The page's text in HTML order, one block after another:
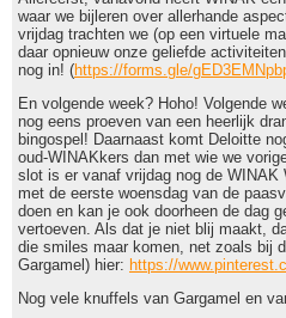
waar we bijleren over allerhande
vrijdag trachten we (op een virtuele
daar opnieuw onze geliefde
nog in! (https://forms.gle/
En volgende week? Hoho! Volgende
nog eens proeven van een heerlijk
bingospel! Daarnaast komt Deloitte
oud-WINAKkers dan met wie we
slot is er vanaf vrijdag nog de
met de eerste woensdag van de
doen en kan je ook doorheen de dag
vertoeven. Als dat je niet blij maakt,
die smiles maar komen, net zoals bij
Gargamel) hier: https://
Nog vele knuffels van Gargamel en